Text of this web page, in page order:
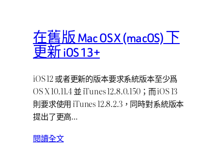
在舊版 Mac OS X (macOS) 下
更新 iOS 13+
iOS 12 或者更新的版本要求系統版本至少爲
OS X 10.11.4 並 iTunes 12.8.0.150；而 iOS 13
則要求使用 iTunes 12.8.2.3，同時對系統版本
提出了更高…
閱讀全文